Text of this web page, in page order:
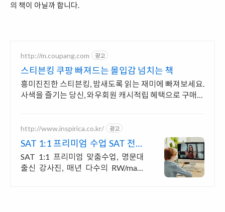
의 책이 아닐까 합니다.
http://m.coupang.com 광고
스티븐킹 쿠팡 빠져드는 몰입감 넘치는 책
흥미진진한 스티븐킹, 밤새도록 읽는 재미에 빠져보세요.
사색을 즐기는 당신, 와우회원 캐시적립 혜택으로 구매하
http://www.inspirica.co.kr/ 광고
SAT 1:1 프리미엄 수업 SAT 전문
가들의 밀착 관리
SAT 1:1 프리미엄 맞춤수업, 명문대
출신 강사진, 매년 다수의 RW/math